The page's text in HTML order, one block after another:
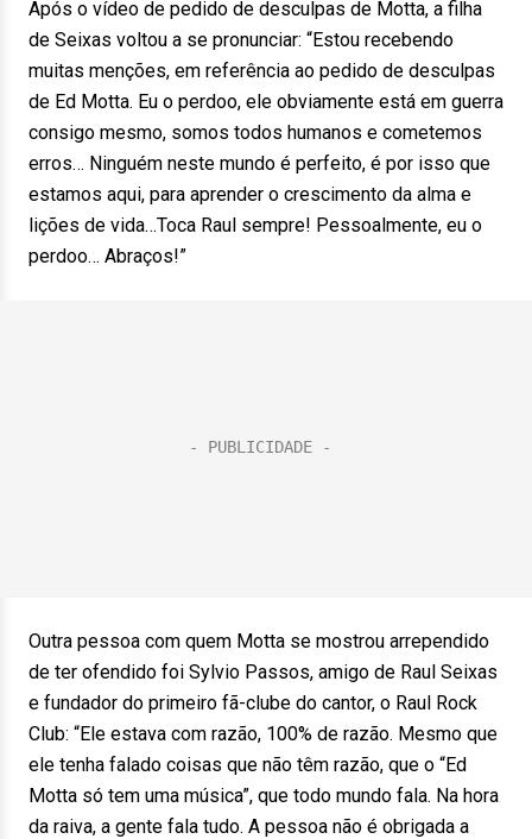
Após o vídeo de pedido de desculpas de Motta, a filha
de Seixas voltou a se pronunciar: “Estou recebendo
muitas menções, em referência ao pedido de desculpas
de Ed Motta. Eu o perdoo, ele obviamente está em guerra
consigo mesmo, somos todos humanos e cometemos
erros… Ninguém neste mundo é perfeito, é por isso que
estamos aqui, para aprender o crescimento da alma e
lições de vida…Toca Raul sempre! Pessoalmente, eu o
perdoo… Abraços!”
Outra pessoa com quem Motta se mostrou arrependido
de ter ofendido foi Sylvio Passos, amigo de Raul Seixas
e fundador do primeiro fã-clube do cantor, o Raul Rock
Club: “Ele estava com razão, 100% de razão. Mesmo que
ele tenha falado coisas que não têm razão, que o “Ed
Motta só tem uma música”, que todo mundo fala. Na hora
da raiva, a gente fala tudo. A pessoa não é obrigada a